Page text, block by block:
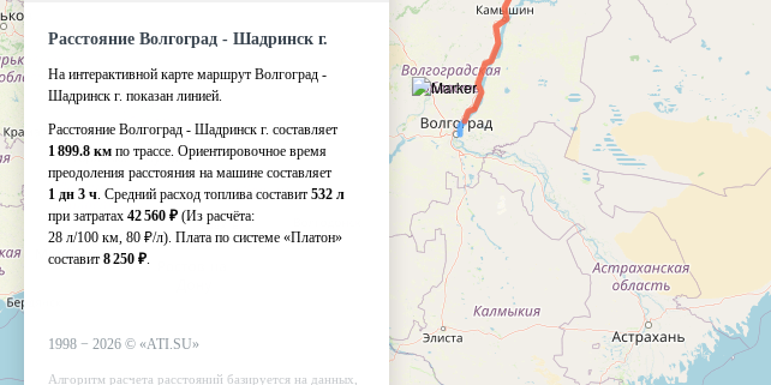
Расстояние Волгоград - Шадринск г.
На интерактивной карте маршрут Волгоград -
Шадринск г. показан линией.
Расстояние Волгоград - Шадринск г. составляет
1 899.8 км по трассе. Ориентировочное время
преодоления расстояния на машине составляет
1 дн 3 ч. Средний расход топлива составит 532 л
при затратах 42 560 ₽ (Из расчёта:
28 л/100 км, 80 ₽/л). Плата по системе «Платон»
составит 8 250 ₽.
1998 − 2026 © «ATI.SU»
Алгоритм расчета расстояний базируется на данных,